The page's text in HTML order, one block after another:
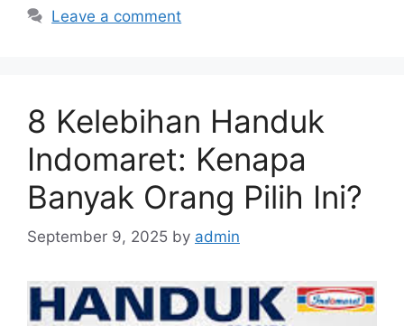
Leave a comment
8 Kelebihan Handuk
Indomaret: Kenapa
Banyak Orang Pilih Ini?
September 9, 2025 by admin